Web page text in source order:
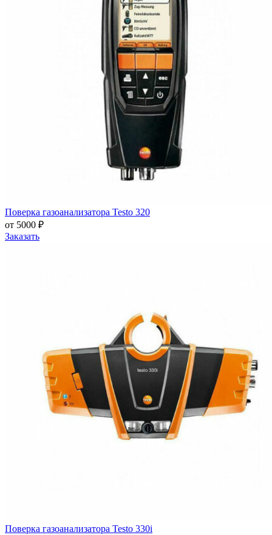
Поверка газоанализатора Testo 320
от 5000 ₽
Заказать
Поверка газоанализатора Testo 330i